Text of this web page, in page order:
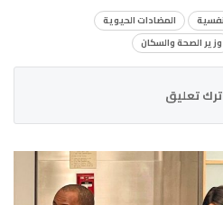
المضادات الحيوية
وزير الصحة والسكان
تعليق